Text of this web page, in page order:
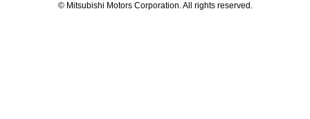
© Mitsubishi Motors Corporation. All rights reserved.